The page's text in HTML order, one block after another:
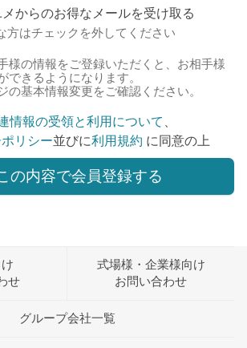
からのお得なメールを受け取る
方はチェックを外してください
様の情報をご登録いただくと、お相手様
できるようになります。
の基本情報変更をご確認ください。
情報の受領と利用について
リシー並びに利用規約 に同意の上
の内容で会員登録する
せ
式場様・企業様向け
お問い合わせ
グループ会社一覧